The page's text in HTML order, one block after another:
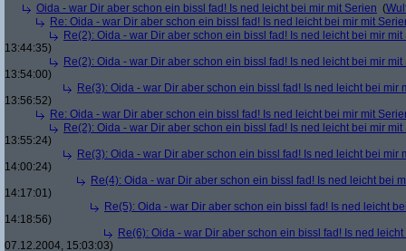
Oida - war Dir aber schon ein bissl fad! Is ned leicht bei mir mit Serien (
Re: Oida - war Dir aber schon ein bissl fad! Is ned leicht bei mir mit
Re(2): Oida - war Dir aber schon ein bissl fad! Is ned leicht bei mir mit
13:44:35)
Re(2): Oida - war Dir aber schon ein bissl fad! Is ned leicht bei mir mit
13:54:00)
Re(3): Oida - war Dir aber schon ein bissl fad! Is ned leicht bei mir
13:56:52)
Re: Oida - war Dir aber schon ein bissl fad! Is ned leicht bei mir mit
Re(2): Oida - war Dir aber schon ein bissl fad! Is ned leicht bei mir mit
13:55:24)
Re(3): Oida - war Dir aber schon ein bissl fad! Is ned leicht bei mir
14:00:24)
Re(4): Oida - war Dir aber schon ein bissl fad! Is ned leicht bei
14:17:01)
Re(5): Oida - war Dir aber schon ein bissl fad! Is ned leicht
14:18:56)
Re(6): Oida - war Dir aber schon ein bissl fad! Is ned
07.12.2004, 15:03:03)